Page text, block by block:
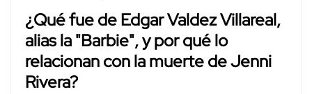
¿Qué fue de Edgar Valdez Villareal,
alias la "Barbie", y por qué lo
relacionan con la muerte de Jenni
Rivera?